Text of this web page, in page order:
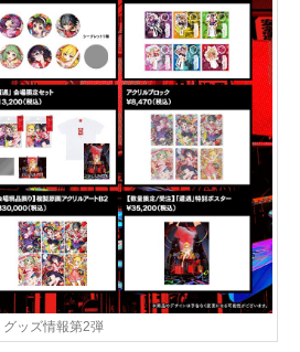
グッズ情報第2弾